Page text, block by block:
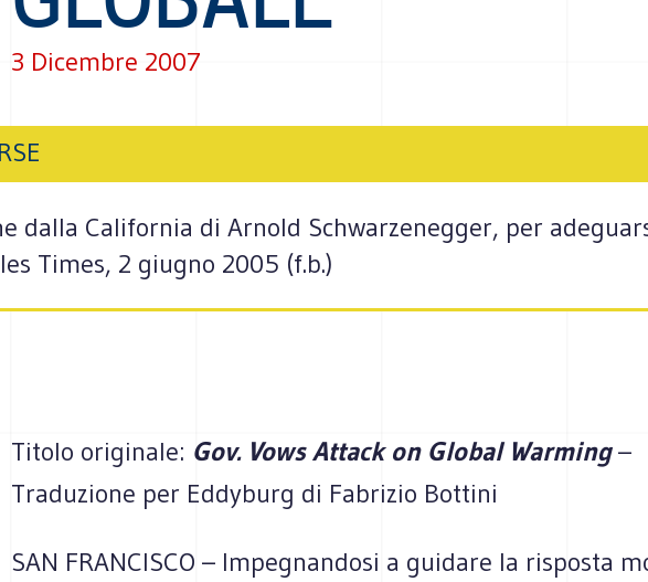
3 Dicembre 2007
dalla California di Arnold Schwarzenegger, per
Times, 2 giugno 2005 (f.b.)
Titolo originale: Gov. Vows Attack on Global Warming–
Traduzione per Eddyburg di Fabrizio Bottini
SAN FRANCISCO – Impegnandosi a guidare la risposta